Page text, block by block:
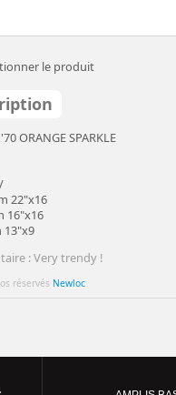
le produit
ORANGE SPARKLE
22"x16
Floor tom 16"x16
Rack tom 13"x9
: Very trendy !
réservés Newloc